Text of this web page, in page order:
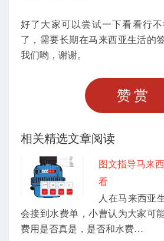
好了大家可以尝试一下看看行
了，需要长期在马来西亚生活的
我们哟，谢谢。
赞赏
相关精选文章阅读
图文指导马来
看
人在马来西亚
会接到水费单，小曹认为大家可
费用是否真是，是否和水费…